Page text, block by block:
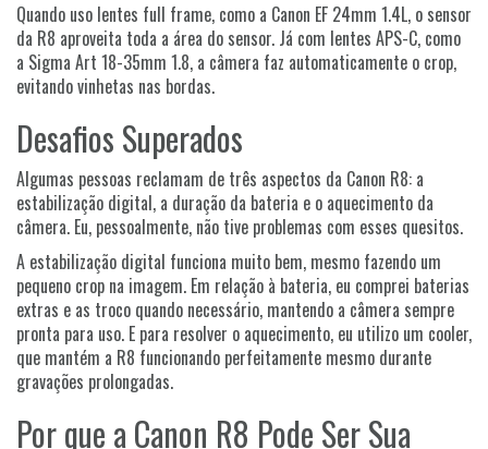
Quando uso lentes full frame, como a Canon EF 24mm 1.4L, o sensor
da R8 aproveita toda a área do sensor. Já com lentes APS-C, como
a Sigma Art 18-35mm 1.8, a câmera faz automaticamente o crop,
evitando vinhetas nas bordas.
Desafios Superados
Algumas pessoas reclamam de três aspectos da Canon R8: a
estabilização digital, a duração da bateria e o aquecimento da
câmera. Eu, pessoalmente, não tive problemas com esses quesitos.
A estabilização digital funciona muito bem, mesmo fazendo um
pequeno crop na imagem. Em relação à bateria, eu comprei baterias
extras e as troco quando necessário, mantendo a câmera sempre
pronta para uso. E para resolver o aquecimento, eu utilizo um cooler,
que mantém a R8 funcionando perfeitamente mesmo durante
gravações prolongadas.
Por que a Canon R8 Pode Ser Sua